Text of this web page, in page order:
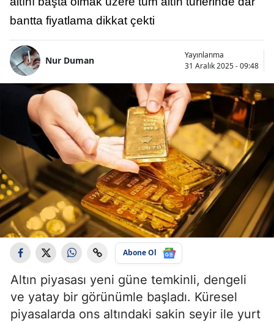
bantta fiyatlama dikkat çekti
Nur Duman
Yayınlanma
31 Aralık 2025 - 09:48
Abone Ol
Altın piyasası yeni güne temkinli, dengeli
ve yatay bir görünümle başladı. Küresel
piyasalarda ons altındaki sakin seyir ile yurt